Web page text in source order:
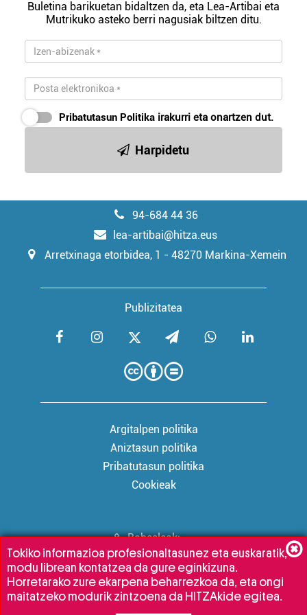
irakurri
Buletina barikuetan bidaltzen da, eta Lea-Artibai eta
Mutrikuko asteko berri nagusiak biltzen ditu.
Pribatutasun Politika irakurri eta onartzen dut.
Harpidetu
94-684 44 36
lea-artibai@hitza.eus
Arretxinaga etorbidea, 1 - 48270 Markina-Xemein
Publizitatea
Argitalpen politika
Aniztasun politika
Pribatutasun politika
Cookieak
Babesleak:
Tokiko informazioa profesionaltasunez eta euskaratik,
modu librean kontatzea da gure eginkizuna.
Horretarako zure ekarpena beharrezkoa da, eta ongi
maitatzeko modurik zintzoena da HITZAkide egitea.